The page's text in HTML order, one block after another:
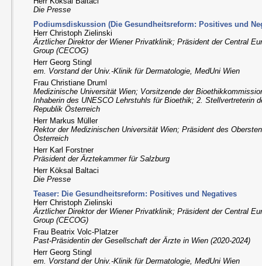
Die Presse
Podiumsdiskussion (Die Gesundheitsreform: Positives und
Herr Christoph Zielinski
Ärztlicher Direktor der Wiener Privatklinik; Präsident der Central
Group (CECOG)
Herr Georg Stingl
em. Vorstand der Univ.-Klinik für Dermatologie, MedUni Wien
Frau Christiane Druml
Medizinische Universität Wien; Vorsitzende der
Inhaberin des UNESCO Lehrstuhls für Bioethik; 2. Stellvertreterin
Republik Österreich
Herr Markus Müller
Rektor der Medizinischen Universität Wien; Präsident des
Österreich
Herr Karl Forstner
Präsident der Ärztekammer für Salzburg
Herr Köksal Baltaci
Die Presse
Teaser: Die Gesundheitsreform: Positives und Negatives
Herr Christoph Zielinski
Ärztlicher Direktor der Wiener Privatklinik; Präsident der Central
Group (CECOG)
Frau Beatrix Volc-Platzer
Past-Präsidentin der Gesellschaft der Ärzte in Wien (2020-2024)
Herr Georg Stingl
em. Vorstand der Univ.-Klinik für Dermatologie, MedUni Wien